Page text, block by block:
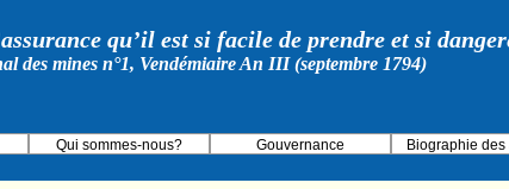
qu’il est si facile de prendre et si
des mines n°1, Vendémiaire An III (septembre 1794)
Qui sommes-nous? Gouvernance Biographie des